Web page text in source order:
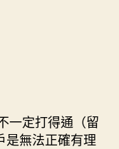
一定打得通（留
是無法正確有理